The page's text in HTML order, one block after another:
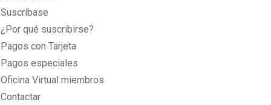
Suscríbase
¿Por qué suscribirse?
Pagos con Tarjeta
Pagos especiales
Oficina Virtual miembros
Contactar